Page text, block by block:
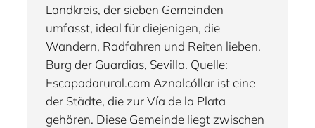
Landkreis, der sieben Gemeinden
umfasst, ideal für diejenigen, die
Wandern, Radfahren und Reiten lieben.
Burg der Guardias, Sevilla. Quelle:
Escapadarural.com Aznalcóllar ist eine
der Städte, die zur Vía de la Plata
gehören. Diese Gemeinde liegt zwischen